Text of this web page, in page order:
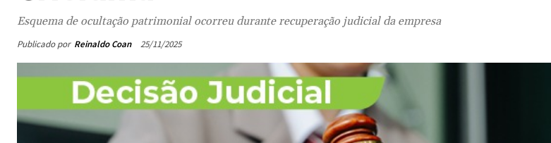
Esquema de ocultação patrimonial ocorreu durante recuperação judicial da empresa
Publicado por Reinaldo Coan 25/11/2025